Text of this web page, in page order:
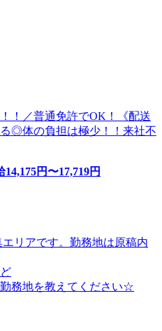
！／普通免許でOK！《配送
◎体の負担は極少！！来社不
14,175円〜17,719円
リアです。勤務地は原稿内
務地を教えてください☆